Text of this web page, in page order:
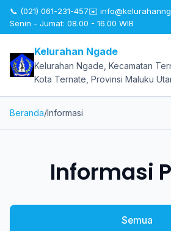
📞 (021) 061-231-457✉️
Senin - Jumat: 08.00 - 16.00 WIB
Kelurahan Ngade
Kelurahan Ngade, Kecamatan
Kota Ternate, Provinsi Maluku
Beranda/Informasi
Informasi
Semua